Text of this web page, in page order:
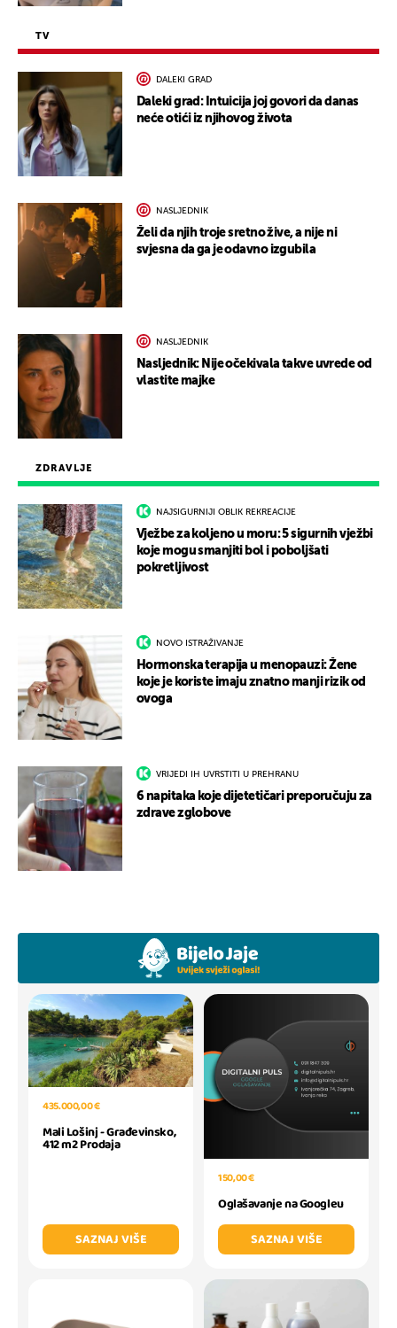
ZDRAVLJE
NAJSIGURNIJI OBLIK REKREACIJE
Vježbe za koljeno u moru: 5 sigurnih vježbi
koje mogu smanjiti bol i poboljšati
pokretljivost
NOVO ISTRAŽIVANJE
Hormonska terapija u menopauzi: Žene
koje je koriste imaju znatno manji rizik od
ovoga
VRIJEDI IH UVRSTITI U PREHRANU
6 napitaka koje dijetetičari preporučuju za
zdrave zglobove
TV
DALEKI GRAD
Daleki grad: Intuicija joj govori da danas
neće otići iz njihovog života
NASLJEDNIK
Želi da njih troje sretno žive, a nije ni
svjesna da ga je odavno izgubila
NASLJEDNIK
Nasljednik: Nije očekivala takve uvrede od
vlastite majke
435.000,00 €
Mali Lošinj - Građevinsko,
412 m2 Prodaja
SAZNAJ VIŠE
150,00 €
Oglašavanje na Googleu
SAZNAJ VIŠE